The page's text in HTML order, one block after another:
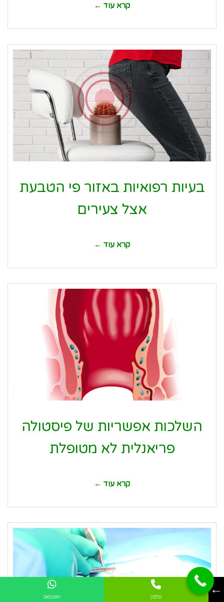
קרא עוד ←
בעיות רפואיות באזור פי הטבעת
אצל צעירים
קרא עוד ←
השלכות אפשריות של פיסטולה
פריאנלית לא מטופלת
קרא עוד ←
← טלפון וואטסאפ